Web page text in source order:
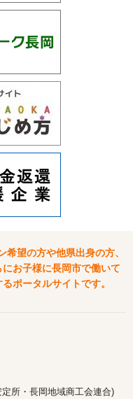
望の方や他県出身の方、
お子様に長岡市で働いて
ポータルサイトです。
所・長岡地域商工会連合)